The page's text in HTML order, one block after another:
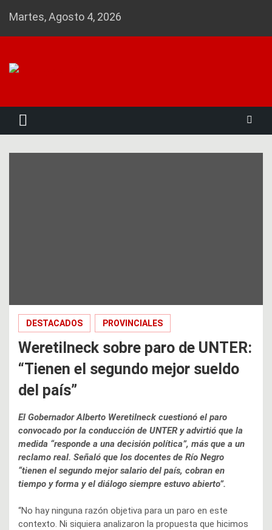
Martes, Agosto 4, 2026
DESTACADOS PROVINCIALES
Weretilneck sobre paro de UNTER:
“Tienen el segundo mejor sueldo
del país”
El Gobernador Alberto Weretilneck cuestionó el paro
convocado por la conducción de UNTER y advirtió que la
medida “responde a una decisión política”, más que a un
reclamo real. Señaló que los docentes de Río Negro
“tienen el segundo mejor salario del país, cobran en
tiempo y forma y el diálogo siempre estuvo abierto”.
“No hay ninguna razón objetiva para un paro en este
contexto. Ni siquiera analizaron la propuesta que hicimos